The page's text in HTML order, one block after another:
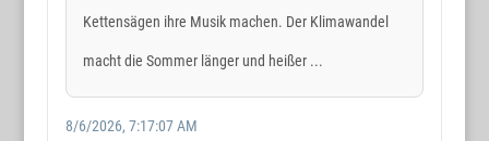
Kettensägen ihre Musik machen. Der Klimawandel
macht die Sommer länger und heißer ...
8/6/2026, 7:17:07 AM